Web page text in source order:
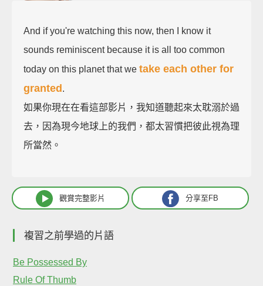
And if you're watching this now, then I know it
sounds reminiscent because it is all too common
today on this planet that we take each other for
granted .
如果你現在在看這部影片，我知道聽起來太耽溺於過
去，因為現今地球上的我們，都太習慣把彼此視為理
所當然。
觀賞完整影片 分享至FB
複習之前學過的片語
Be Possessed By
Rule Of Thumb